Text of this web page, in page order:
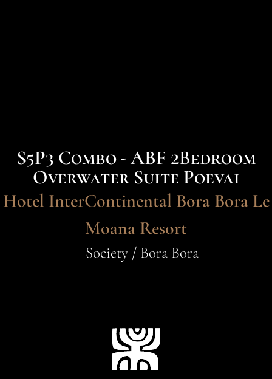
S5P3 Combo - ABF 2Bedroom
Overwater Suite Poevai
Hotel InterContinental Bora Bora Le
Moana Resort
Society / Bora Bora